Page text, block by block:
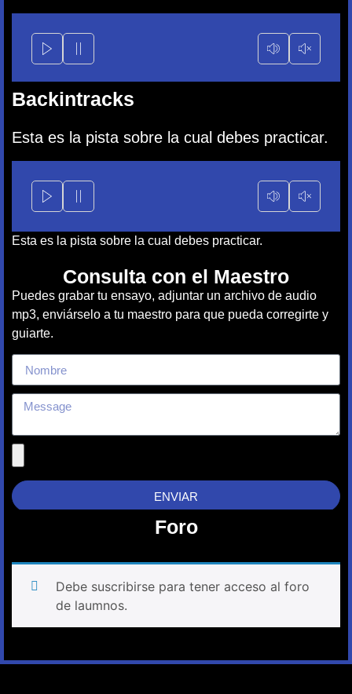
Backintracks
Esta es la pista sobre la cual debes practicar.
Esta es la pista sobre la cual debes practicar.
Consulta con el Maestro
Puedes grabar tu ensayo, adjuntar un archivo de audio
mp3, enviárselo a tu maestro para que pueda corregirte y
guiarte.
ENVIAR
Foro
Debe suscribirse para tener acceso al foro
de laumnos.